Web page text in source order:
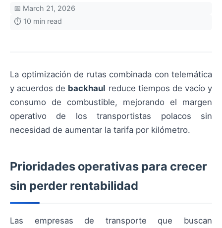
📅 March 21, 2026
⏱️ 10 min read
La optimización de rutas combinada con telemática
y acuerdos de backhaul reduce tiempos de vacío y
consumo de combustible, mejorando el margen
operativo de los transportistas polacos sin
necesidad de aumentar la tarifa por kilómetro.
Prioridades operativas para crecer
sin perder rentabilidad
Las empresas de transporte que buscan